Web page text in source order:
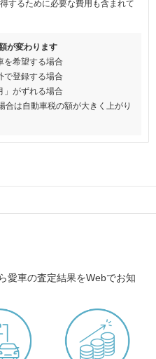
するために必要な費用も含まれて
が変わります
を希望する場合
で登録する場合
」がずれる場合
合は自動車税の額が大きく上がり
愛車の査定結果をWebでお知